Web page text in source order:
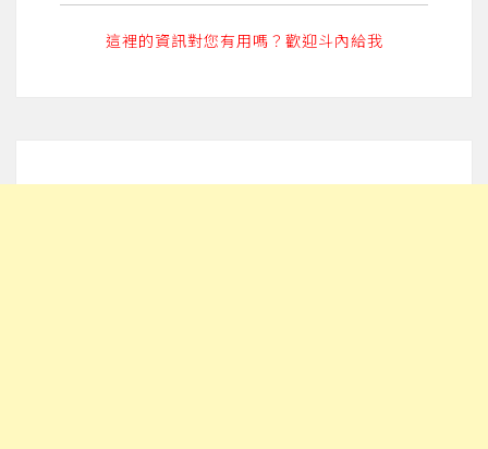
這裡的資訊對您有用嗎？歡迎斗內給我